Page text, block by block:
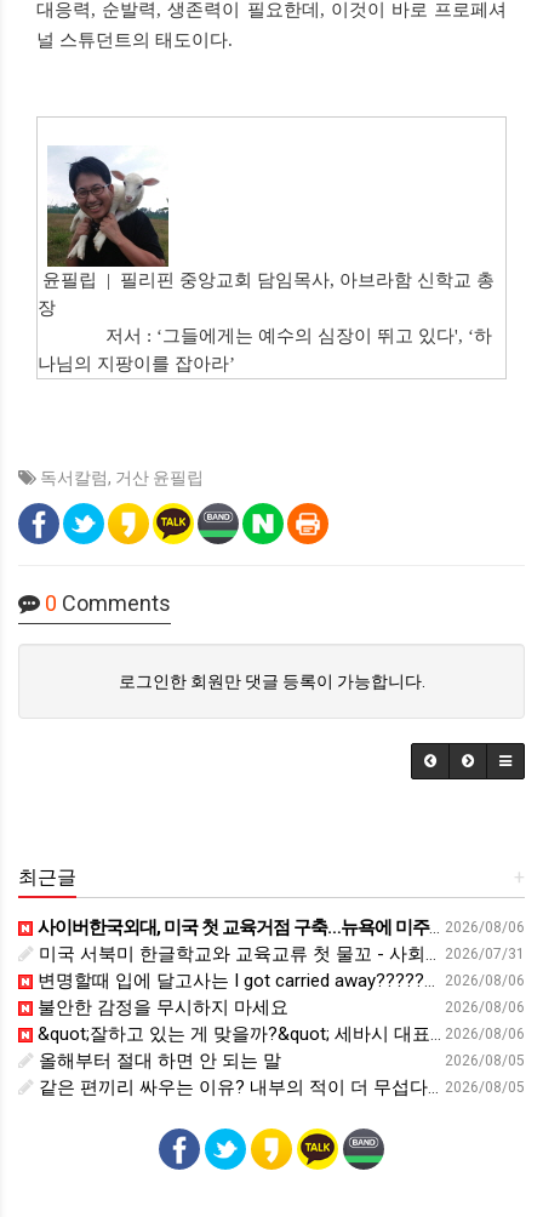
대응력, 순발력, 생존력이 필요한데, 이것이 바로 프로페셔
널 스튜던트의 태도이다.
윤필립 | 필리핀 중앙교회 담임목사, 아브라함 신학교 총
장
저서 : ‘그들에게는 예수의 심장이 뛰고 있다', ‘하
나님의 지팡이를 잡아라’
독서칼럼, 거산 윤필립
0 Comments
로그인한 회원만 댓글 등록이 가능합니다.
+
최근글
2026/08/06
사이버한국외대, 미국 첫 교육거점 구축…뉴욕에 미주글로벌센터 개소 - 재외동포신문
2026/07/31
미국 서북미 한글학교와 교육교류 첫 물꼬 - 사회적경제뉴스
2026/08/06
변명할때 입에 달고사는 I got carried away????????
2026/08/06
불안한 감정을 무시하지 마세요
2026/08/06
&quot;잘하고 있는 게 맞을까?&quot; 세바시 대표가 비교 지옥에서 탈출한 방법 [#세바시45 에디토리얼 ep.2]
2026/08/05
올해부터 절대 하면 안 되는 말
2026/08/05
같은 편끼리 싸우는 이유? 내부의 적이 더 무섭다? 인간이 갈등을 빚는 이유ㅣ최재천의 아마존